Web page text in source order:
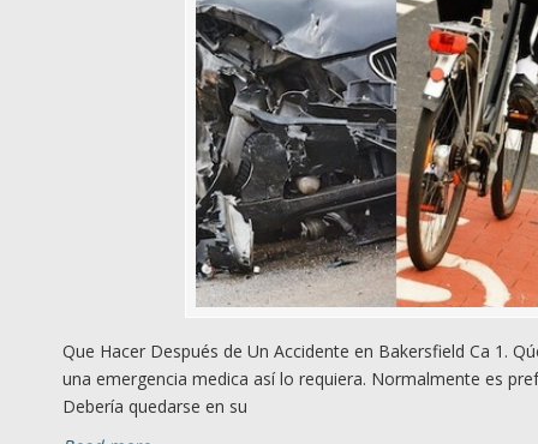
Que Hacer Después de Un Accidente en Bakersfield Ca 1.
una emergencia medica así lo requiera. Normalmente es
Debería quedarse en su